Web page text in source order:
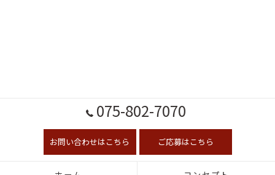
075-802-7070
お問い合わせはこちら ご応募はこちら